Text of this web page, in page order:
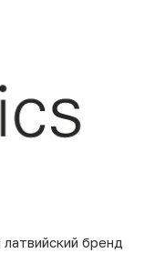
бренд